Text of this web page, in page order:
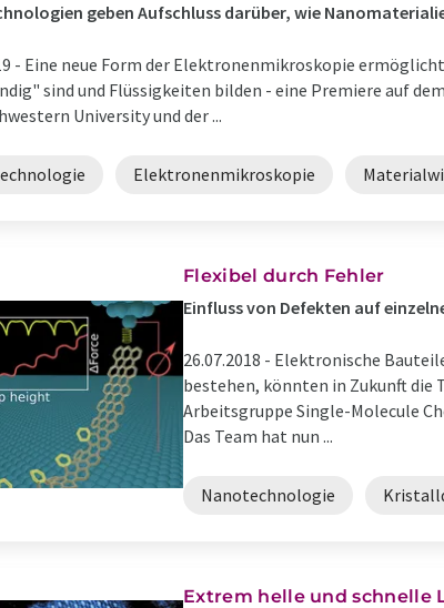
geben Aufschluss darüber, wie
- Eine neue Form der Elektronenmikroskopie
sind und Flüssigkeiten bilden - eine Premiere auf
University und der ...
Elektronenmikroskopie
Flexibel durch Fehler
Einfluss von Defekten auf
26.07.2018 - Elektronische
bestehen, könnten in Zukunft die
Arbeitsgruppe Single-Molecule
Das Team hat nun ...
Nanotechnologie
Extrem helle und schnelle